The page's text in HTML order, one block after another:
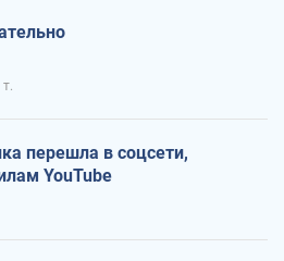
перешла в соцсети,
YouTube